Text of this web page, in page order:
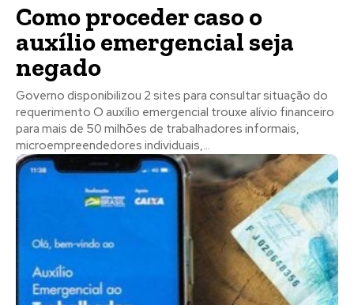
Como proceder caso o
auxílio emergencial seja
negado
Governo disponibilizou 2 sites para consultar situação do
requerimento O auxílio emergencial trouxe alívio financeiro
para mais de 50 milhões de trabalhadores informais,
microempreendedores individuais,...